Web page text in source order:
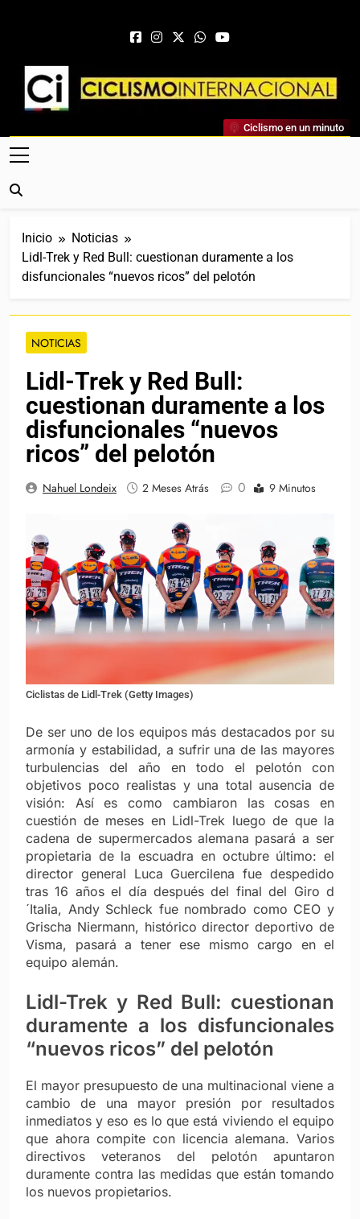
Ciclismo Internacional
Web Dedicada Al Ciclismo Mundial. Entrevistas, Análisis,
Crónicas, Previas Y Más. La Web Ciclista De Referencia.
Ciclismo en un minuto
Inicio
Noticias
Lidl-Trek y Red Bull: cuestionan duramente a los
disfuncionales “nuevos ricos” del pelotón
NOTICIAS
Lidl-Trek y Red Bull:
cuestionan duramente a los
disfuncionales “nuevos
ricos” del pelotón
Nahuel Londeix 2 Meses Atrás 0 9 Minutos
Ciclistas de Lidl-Trek (Getty Images)
De ser uno de los equipos más destacados por su
armonía y estabilidad, a sufrir una de las mayores
turbulencias del año en todo el pelotón con
objetivos poco realistas y una total ausencia de
visión: Así es como cambiaron las cosas en
cuestión de meses en Lidl-Trek luego de que la
cadena de supermercados alemana pasará a ser
propietaria de la escuadra en octubre último: el
director general Luca Guercilena fue despedido
tras 16 años el día después del final del Giro d
´Italia, Andy Schleck fue nombrado como CEO y
Grischa Niermann, histórico director deportivo de
Visma, pasará a tener ese mismo cargo en el
equipo alemán.
Lidl-Trek y Red Bull: cuestionan
duramente a los disfuncionales
“nuevos ricos” del pelotón
El mayor presupuesto de una multinacional viene a
cambio de una mayor presión por resultados
inmediatos y eso es lo que está viviendo el equipo
que ahora compite con licencia alemana. Varios
directivos veteranos del pelotón apuntaron
duramente contra las medidas que están tomando
los nuevos propietarios.